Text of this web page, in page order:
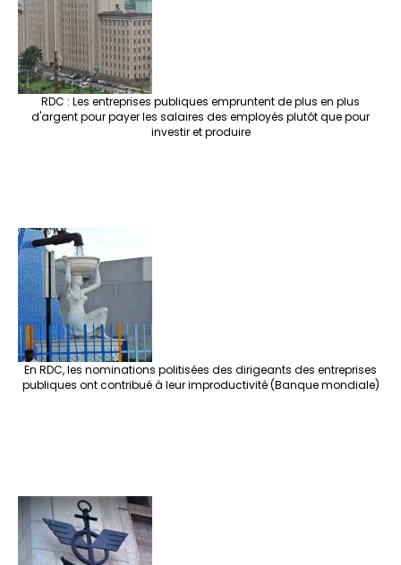
RDC : Les entreprises publiques empruntent de plus en plus
d'argent pour payer les salaires des employés plutôt que pour
investir et produire
En RDC, les nominations politisées des dirigeants des entreprises
publiques ont contribué à leur improductivité (Banque mondiale)